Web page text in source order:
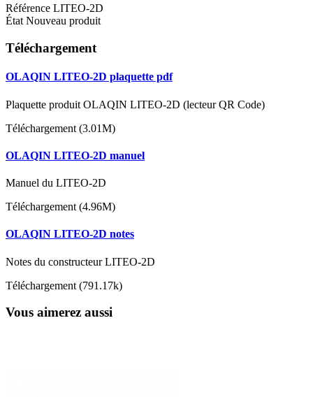
Référence LITEO-2D
ÉtatNouveau produit
Téléchargement
OLAQIN LITEO-2D plaquette pdf
Plaquette produit OLAQIN LITEO-2D (lecteur QR Code)
Téléchargement (3.01M)
OLAQIN LITEO-2D manuel
Manuel du LITEO-2D
Téléchargement (4.96M)
OLAQIN LITEO-2D notes
Notes du constructeur LITEO-2D
Téléchargement (791.17k)
Vous aimerez aussi